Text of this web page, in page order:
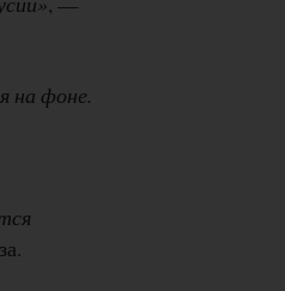
на фоне.